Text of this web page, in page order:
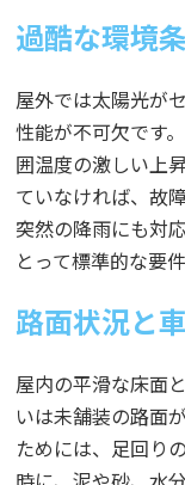
過酷な環境
屋外では太陽光が
性能が不可欠です
囲温度の激しい上
ていなければ、故
突然の降雨にも対
とって標準的な要
路面状況と
屋内の平滑な床面
いは未舗装の路面
ためには、足回り